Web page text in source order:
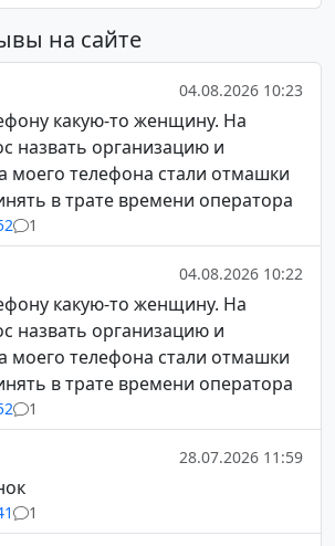
на сайте
04.08.2026 10:23
какую-то женщину. На
назвать организацию и
моего телефона стали отмашки
в трате времени оператора
1
04.08.2026 10:22
какую-то женщину. На
назвать организацию и
моего телефона стали отмашки
в трате времени оператора
1
28.07.2026 11:59
1